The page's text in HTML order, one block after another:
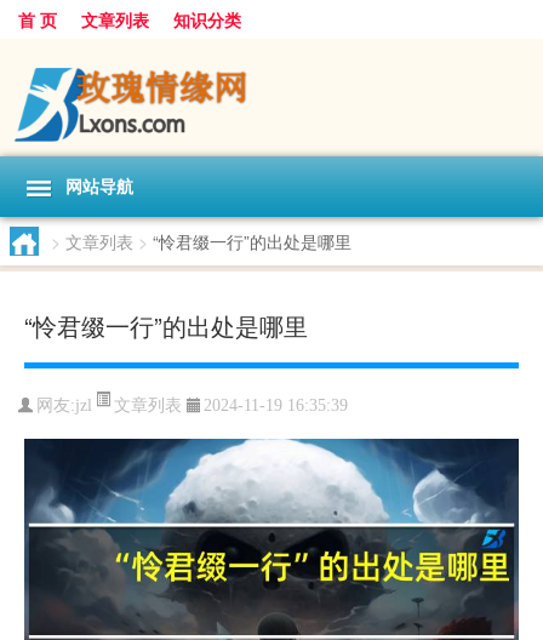
首 页 文章列表 知识分类
网站导航
> 文章列表 > “怜君缀一行”的出处是哪里
“怜君缀一行”的出处是哪里
网友:jzl 文章列表 2024-11-19 16:35:39